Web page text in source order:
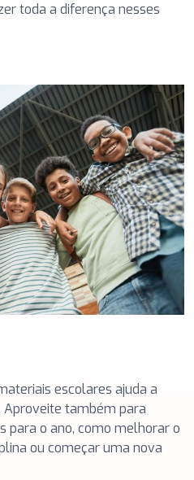
toda a diferença nesses
escolares ajuda a
também para
para o ano, como melhorar o
ou começar uma nova